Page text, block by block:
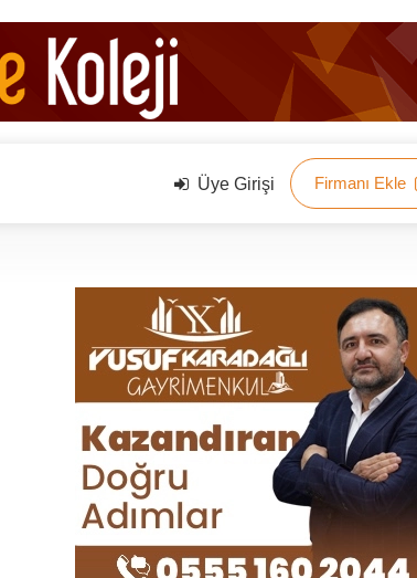
Üye Girişi Firmanı Ekle